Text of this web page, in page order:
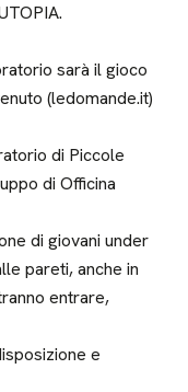
sarà il gioco
(ledomande.it)
di Piccole
di Officina
di giovani under
pareti, anche in
entrare,
e